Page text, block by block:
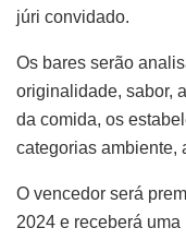
júri convidado.
Os bares serão
originalidade, sabor,
da comida, os
categorias ambiente,
O vencedor será
2024 e receberá